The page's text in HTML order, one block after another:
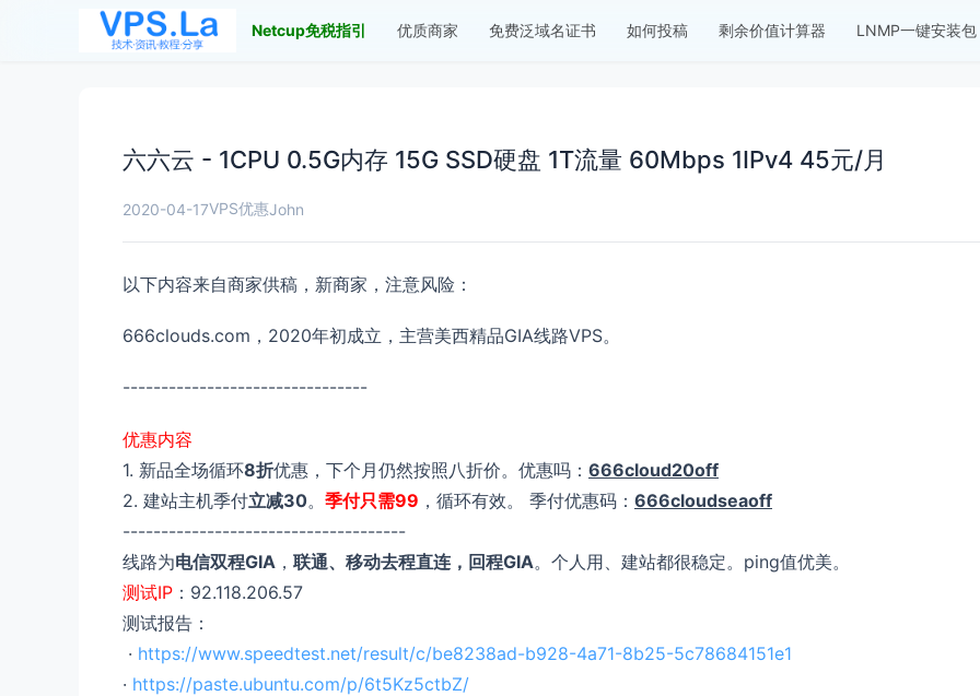
Netcup免税指引 优质商家 免费泛域名证书 如何投稿 剩余价值计算器 LNMP一键安装包
六六云 - 1CPU 0.5G内存 15G SSD硬盘 1T流量 60Mbps 1IPv4 45元/月
2020-04-17VPS优惠John
以下内容来自商家供稿，新商家，注意风险：
666clouds.com，2020年初成立，主营美西精品GIA线路VPS。
--------------------------------
优惠内容
1. 新品全场循环8折优惠，下个月仍然按照八折价。优惠吗： 666cloud20off
2. 建站主机季付立减30。 季付只需99 ，循环有效。 季付优惠码： 666cloudseaoff
-------------------------------------
线路为电信双程GIA ， 联通、移动去程直连，回程GIA。个人用、建站都很稳定。ping值优美。
测试IP ：92.118.206.57
测试报告：
· https://www.speedtest.net/result/c/be8238ad-b928-4a71-8b25-5c78684151e1
· https://paste.ubuntu.com/p/6t5Kz5ctbZ/